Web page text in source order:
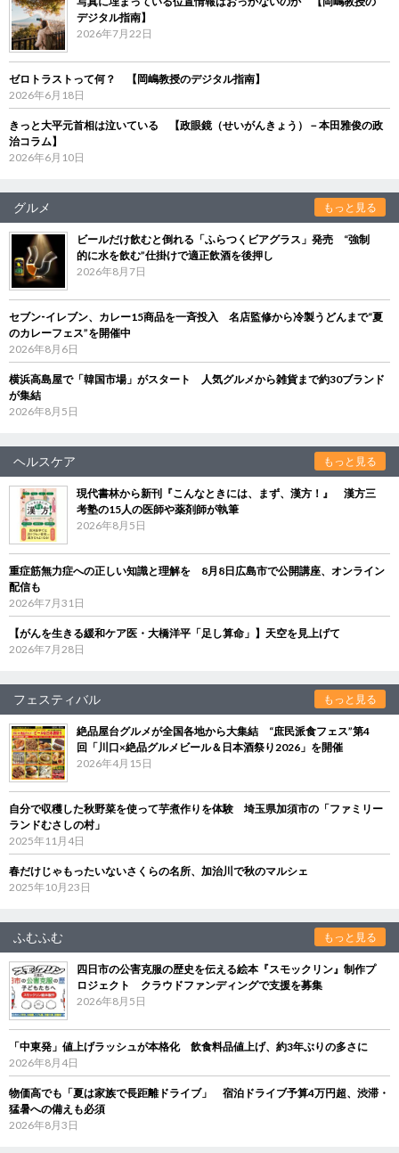
デジタル指南】
2026年7月22日
ゼロトラストって何？ 【岡嶋教授のデジタル指南】
2026年6月18日
きっと大平元首相は泣いている 【政眼鏡（せいがんきょう）－本田雅俊の政
治コラム】
2026年6月10日
グルメ もっと見る
ビールだけ飲むと倒れる「ふらつくビアグラス」発売 “強制
的に水を飲む”仕掛けで適正飲酒を後押し
2026年8月7日
セブン‐イレブン、カレー15商品を一斉投入 名店監修から冷製うどんまで“夏
のカレーフェス”を開催中
2026年8月6日
横浜高島屋で「韓国市場」がスタート 人気グルメから雑貨まで約30ブランド
が集結
2026年8月5日
ヘルスケア もっと見る
現代書林から新刊『こんなときには、まず、漢方！』 漢方三
考塾の15人の医師や薬剤師が執筆
2026年8月5日
重症筋無力症への正しい知識と理解を 8月8日広島市で公開講座、オンライン
配信も
2026年7月31日
【がんを生きる緩和ケア医・大橋洋平「足し算命」】天空を見上げて
2026年7月28日
フェスティバル もっと見る
絶品屋台グルメが全国各地から大集結 “庶民派食フェス”第4
回「川口×絶品グルメビール＆日本酒祭り2026」を開催
2026年4月15日
自分で収穫した秋野菜を使って芋煮作りを体験 埼玉県加須市の「ファミリー
ランドむさしの村」
2025年11月4日
春だけじゃもったいないさくらの名所、加治川で秋のマルシェ
2025年10月23日
ふむふむ もっと見る
四日市の公害克服の歴史を伝える絵本『スモックリン』制作プ
ロジェクト クラウドファンディングで支援を募集
2026年8月5日
「中東発」値上げラッシュが本格化 飲食料品値上げ、約3年ぶりの多さに
2026年8月4日
物価高でも「夏は家族で長距離ドライブ」 宿泊ドライブ予算4万円超、渋滞・
猛暑への備えも必須
2026年8月3日